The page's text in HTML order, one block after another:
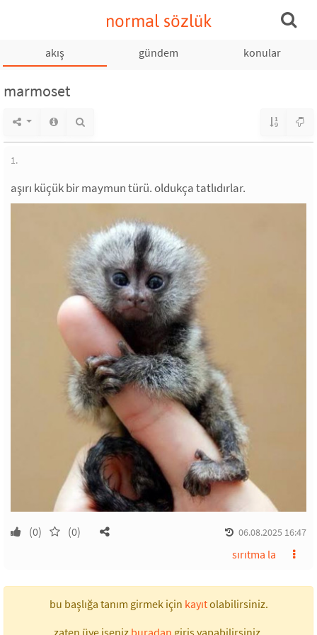
normal sözlük
akış gündem konular
marmoset
1.
aşırı küçük bir maymun türü. oldukça tatlıdırlar.
(0) (0) 06.08.2025 16:47
sırıtma la
bu başlığa tanım girmek için kayıtolabilirsiniz.
zaten üye iseniz buradan giriş yapabilirsiniz.